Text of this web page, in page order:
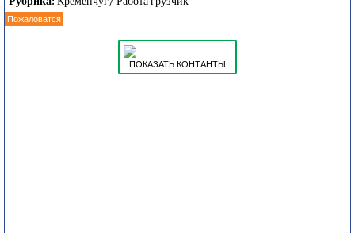
Пожаловатся
ПОКАЗАТЬ КОНТАНТЫ